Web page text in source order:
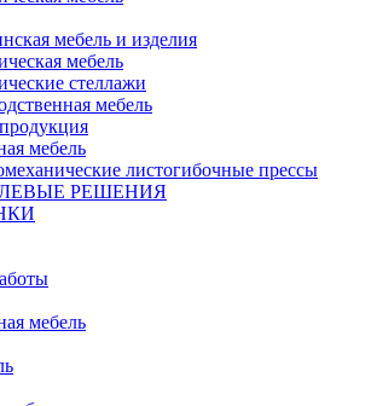
мебель и изделия
мебель
стеллажи
мебель
мебель
листогибочные прессы
РЕШЕНИЯ
мебель